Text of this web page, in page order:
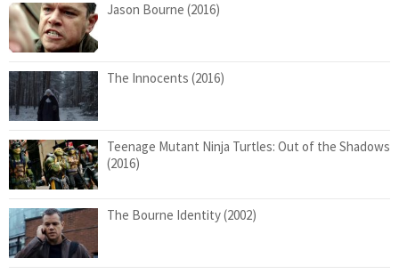
Jason Bourne (2016)
The Innocents (2016)
Teenage Mutant Ninja Turtles: Out of the Shadows
(2016)
The Bourne Identity (2002)